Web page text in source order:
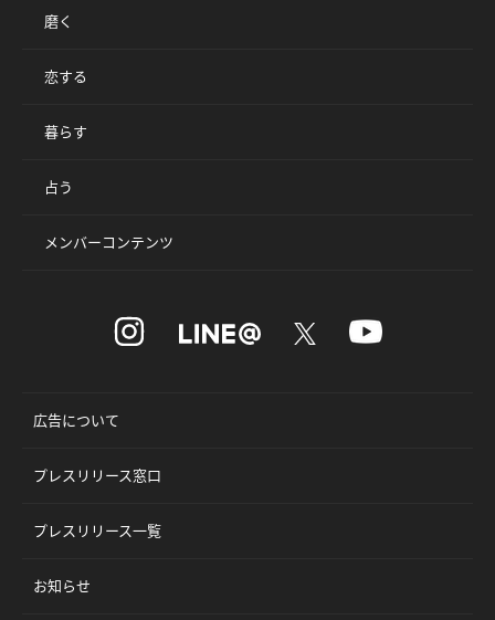
磨く
恋する
暮らす
占う
メンバーコンテンツ
広告について
プレスリリース窓口
プレスリリース一覧
お知らせ